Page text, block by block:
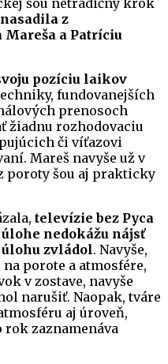
šou netradičný krok
z
Mareša a Patríciu
pozíciu laikov
fundovanejších
prenosoch
žiadnu rozhodovaciu
či víťazovi
Mareš navyše už v
poroty šou aj prakticky
televízie bez Pyca
nedokážu nájsť
zvládol. Navyše,
porote a atmosfére,
v zostave, navyše
narušiť. Naopak, tváre
aj úroveň,
zaznamenáva